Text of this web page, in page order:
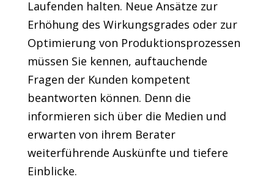
Laufenden halten. Neue Ansätze zur
Erhöhung des Wirkungsgrades oder zur
Optimierung von Produktionsprozessen
müssen Sie kennen, auftauchende
Fragen der Kunden kompetent
beantworten können. Denn die
informieren sich über die Medien und
erwarten von ihrem Berater
weiterführende Auskünfte und tiefere
Einblicke.